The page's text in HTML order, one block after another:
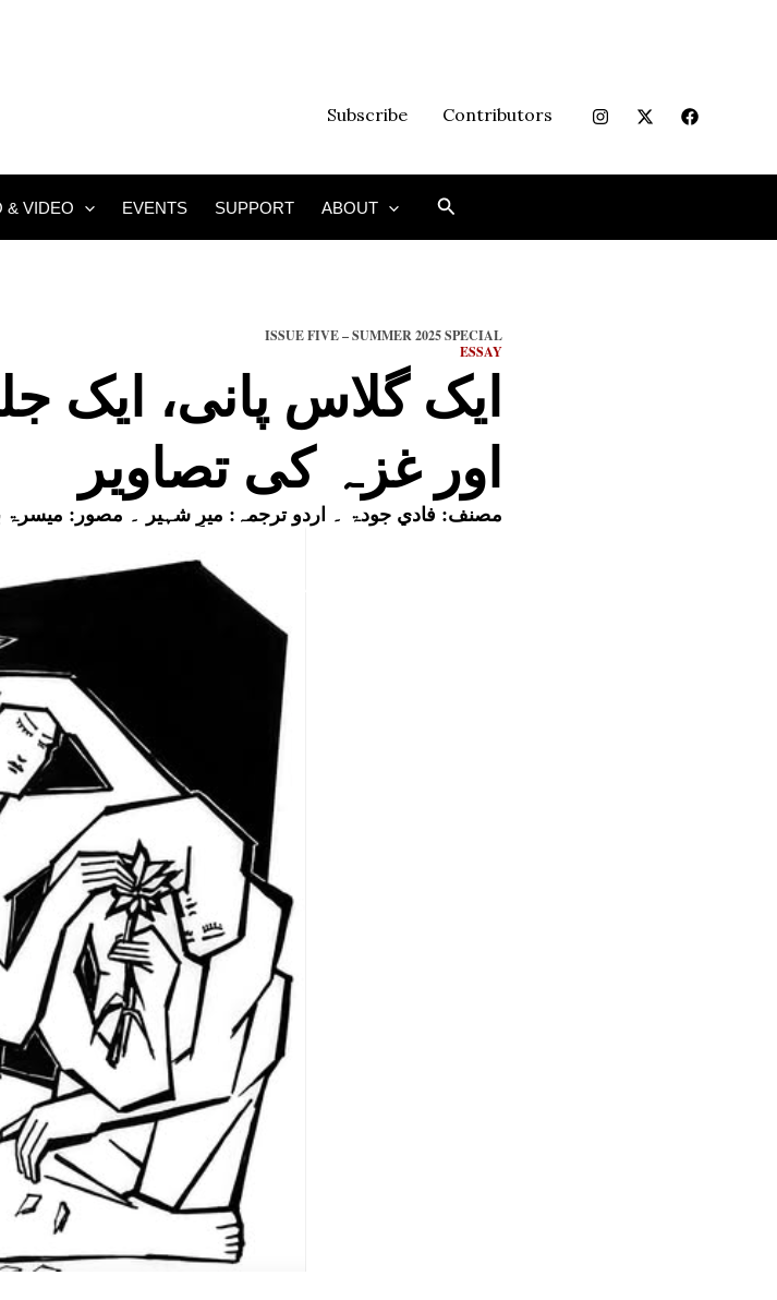
Subscribe Contributors
& VIDEO EVENTS SUPPORT ABOUT Search
ISSUE FIVE – SUMMER 2025 SPECIAL
ESSAY
ایک گلاس پانی، ایک
اور غزہ کی تصاویر
مصنف: فادي جودۃ ۔ اردو ترجمہ: میرِ شہیر ۔ مصور: میسرۃ